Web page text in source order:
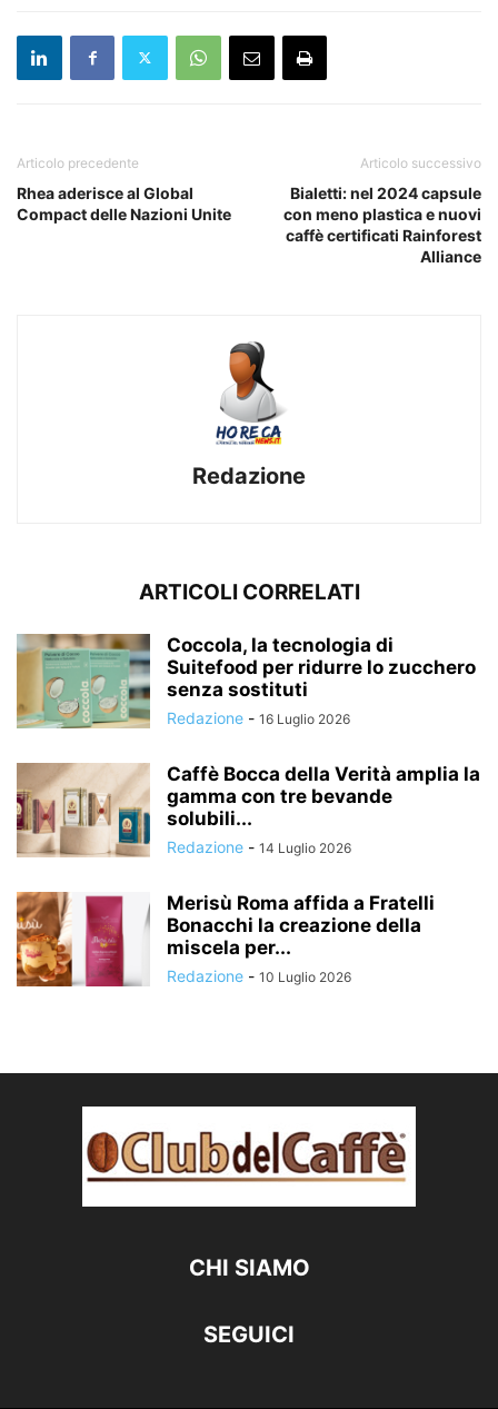
Articolo precedente
Rhea aderisce al Global
Compact delle Nazioni Unite
Articolo successivo
Bialetti: nel 2024 capsule
con meno plastica e nuovi
caffè certificati Rainforest
Alliance
Redazione
ARTICOLI CORRELATI
Coccola, la tecnologia di
Suitefood per ridurre lo zucchero
senza sostituti
Redazione - 16 Luglio 2026
Caffè Bocca della Verità amplia la
gamma con tre bevande
solubili...
Redazione - 14 Luglio 2026
Merisù Roma affida a Fratelli
Bonacchi la creazione della
miscela per...
Redazione - 10 Luglio 2026
CHI SIAMO
SEGUICI